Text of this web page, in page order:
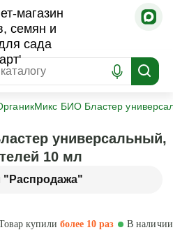
БИО Бластер
"Распродажа"
универсальный,
10 мл
купили более 10 раз В наличии